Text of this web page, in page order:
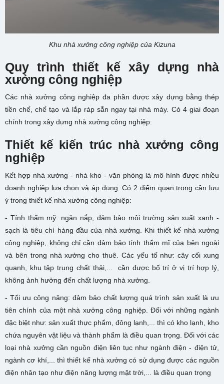
Khu nhà xưởng công nghiệp của Kizuna
Quy trình thiết kế xây dựng nhà
xưởng công nghiệp
Các nhà xưởng công nghiệp đa phần được xây dựng bằng thép
tiền chế, chế tạo và lắp ráp sẵn ngay tại nhà máy. Có 4 giai đoạn
chính trong xây dựng nhà xưởng công nghiệp:
Thiết kế kiến trúc nhà xưởng công
nghiệp
Kết hợp nhà xưởng - nhà kho - văn phòng là mô hình được nhiều
doanh nghiệp lựa chọn và áp dụng. Có 2 điểm quan trọng cần lưu
ý trong thiết kế nhà xưởng công nghiệp:
- Tính thẩm mỹ: ngăn nắp, đảm bảo môi trường sản xuất xanh -
sạch là tiêu chí hàng đầu của nhà xưởng. Khi thiết kế nhà xưởng
công nghiệp, không chỉ cần đảm bảo tính thẩm mĩ của bên ngoài
và bên trong nhà xưởng cho thuê. Các yếu tố như: cây cối xung
quanh, khu tập trung chất thải,... cần được bố trí ở vị trí hợp lý,
không ảnh hưởng đến chất lượng nhà xưởng.
- Tối ưu công năng: đảm bảo chất lượng quá trình sản xuất là ưu
tiên chính của một nhà xưởng công nghiệp. Đối với những ngành
đặc biệt như: sản xuất thực phẩm, đông lạnh,... thì có kho lạnh, kho
chứa nguyên vật liệu và thành phẩm là điều quan trọng. Đối với các
loại nhà xưởng cần nguồn điện liên tục như ngành điện - điện tử,
ngành cơ khí,... thì thiết kế nhà xưởng có sử dụng được các nguồn
điện nhân tạo như điện năng lượng mặt trời,... là điều quan trọng